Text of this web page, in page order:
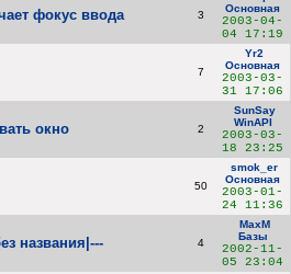
фокус ввода 3
Основная
2003-04-
04 17:19
7
Yr2
Основная
2003-03-
31 17:06
окно 2
SunSay
WinAPI
2003-03-
18 23:25
50
smok_er
Основная
2003-01-
24 11:36
названия|--- 4
MaxM
Базы
2002-11-
05 23:04